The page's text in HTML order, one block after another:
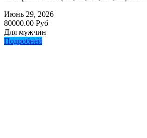
Июнь 29, 2026
80000.00 Руб
Для мужчин
Подробней